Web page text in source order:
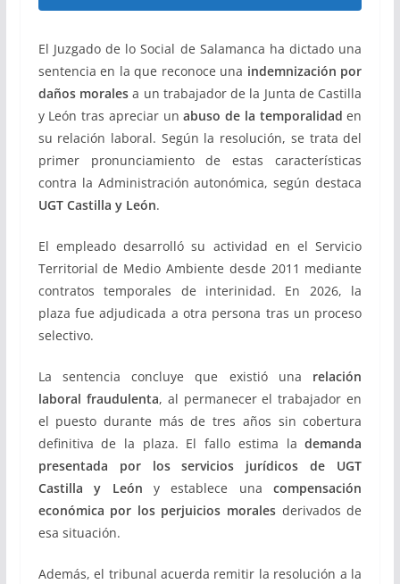
El Juzgado de lo Social de Salamanca ha dictado una
sentencia en la que reconoce una indemnización por
daños morales a un trabajador de la Junta de Castilla
y León tras apreciar unabuso de la temporalidad en
su relación laboral. Según la resolución, se trata del
primer pronunciamiento de estas características
contra la Administración autonómica, según destaca
UGT Castilla y León.
El empleado desarrolló su actividad en el Servicio
Territorial de Medio Ambiente desde 2011 mediante
contratos temporales de interinidad. En 2026, la
plaza fue adjudicada a otra persona tras un proceso
selectivo.
La sentencia concluye que existió una relación
laboral fraudulenta, al permanecer el trabajador en
el puesto durante más de tres años sin cobertura
definitiva de la plaza. El fallo estima lademanda
presentada por los servicios jurídicos de UGT
Castilla y León y establece unacompensación
económica por los perjuicios morales derivados de
esa situación.
Además, el tribunal acuerda remitir la resolución a la